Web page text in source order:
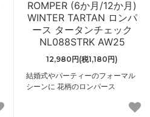
ROMPER (6か月/12か月)
WINTER TARTAN ロンパ
ース タータンチェック
NL088STRK AW25
12,980円(税1,180円)
結婚式やパーティーのフォーマル
シーンに 花柄のロンパース